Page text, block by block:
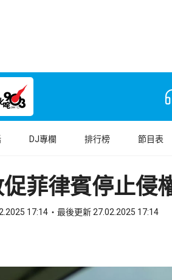
DJ專欄 排行榜 節目表
促菲律賓停止侵
17:14 最後更新 27.02.2025 17:14